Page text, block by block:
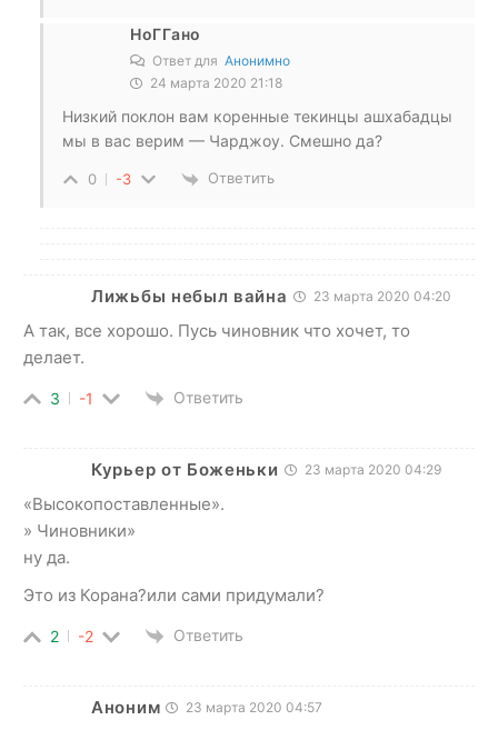
НоГГано
Ответ для Анонимно
24 марта 2020 21:18
Низкий поклон вам коренные текинцы ашхабадцы
мы в вас верим — Чарджоу. Смешно да?
0 -3 Ответить
Лижьбы небыл вайна 23 марта 2020 04:20
А так, все хорошо. Пусь чиновник что хочет, то
делает.
3 -1 Ответить
Курьер от Боженьки 23 марта 2020 04:29
«Высокопоставленные».
» Чиновники»
ну да.
Это из Корана?или сами придумали?
2 -2 Ответить
Аноним 23 марта 2020 04:57